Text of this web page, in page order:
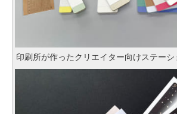
印刷所が作ったクリエイター向けステーシ